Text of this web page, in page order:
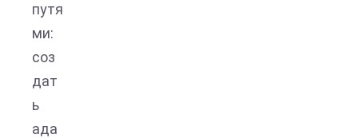
путя
ми:
соз
дат
ь
ада